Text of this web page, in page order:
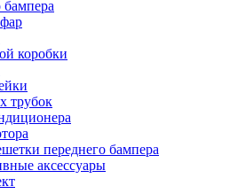
бампера
коробки
трубок
переднего бампера
аксессуары